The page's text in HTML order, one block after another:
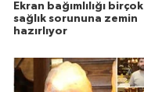
Ekran bağımlılığı birçok
sağlık sorununa zemin
hazırlıyor